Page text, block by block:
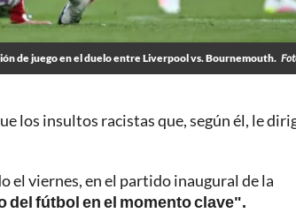
de juego en el duelo entre Liverpool vs. Bournemouth.
los insultos racistas que, según él, le
el viernes, en el partido inaugural de la
fútbol en el momento clave".